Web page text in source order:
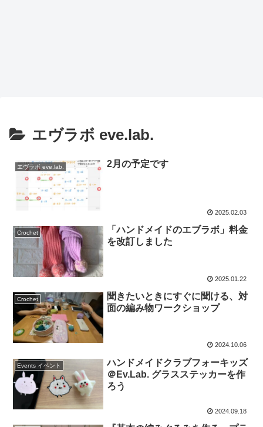
エヴラボ eve.lab.
エヴラボ eve.lab. 2月の予定です
2025.02.03
Crochet
「ハンドメイドのエブラボ」料金
を改訂しました
2025.01.22
Crochet
聞きたいときにすぐに聞ける、対
面の編み物ワークショップ
2024.10.06
Events イベント
ハンドメイドクラブフォーキッズ
＠Ev.Lab. グラスステッカーを作
ろう
2024.09.18